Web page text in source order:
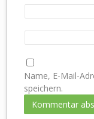
Name, E-Mail-
speichern.